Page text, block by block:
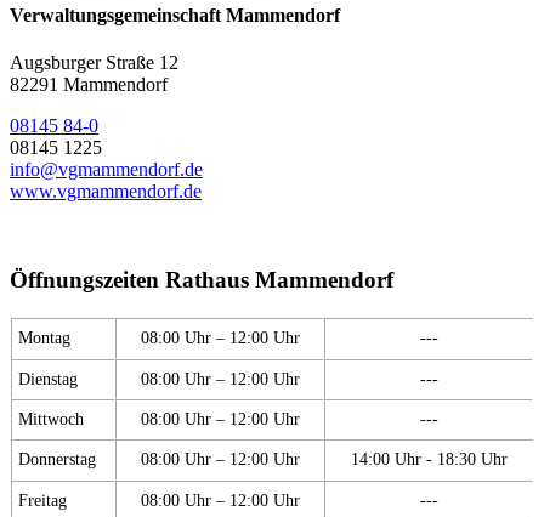
Verwaltungsgemeinschaft Mammendorf
Augsburger Straße 12
82291 Mammendorf
08145 84-0
08145 1225
info@vgmammendorf.de
www.vgmammendorf.de
Öffnungszeiten Rathaus Mammendorf
Montag 08:00 Uhr – 12:00 Uhr ---
Dienstag 08:00 Uhr – 12:00 Uhr ---
Mittwoch 08:00 Uhr – 12:00 Uhr ---
Donnerstag 08:00 Uhr – 12:00 Uhr 14:00 Uhr - 18:30 Uhr
Freitag 08:00 Uhr – 12:00 Uhr ---